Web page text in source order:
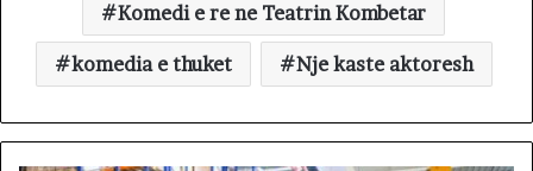
Komedi e re ne Teatrin Kombetar
komedia e thuket Nje kaste aktoresh